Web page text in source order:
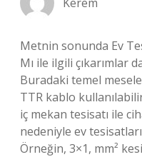
Metnin sonunda Ev
Mı ile ilgili çıkarımlar
Buradaki temel
TTR kablo
iç mekan tesisatı ile
nedeniyle ev
Örneğin, 3×1, mm²